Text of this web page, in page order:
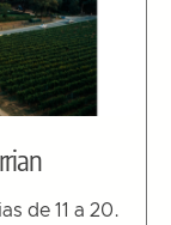
de 11 a 20.